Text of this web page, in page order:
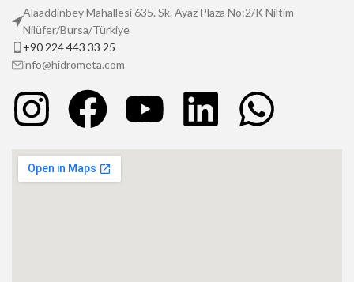
Alaaddinbey Mahallesi 635. Sk. Ayaz Plaza No:2/K Niltim
Nilüfer/Bursa/Türkiye
+90 224 443 33 25
info@hidrometa.com